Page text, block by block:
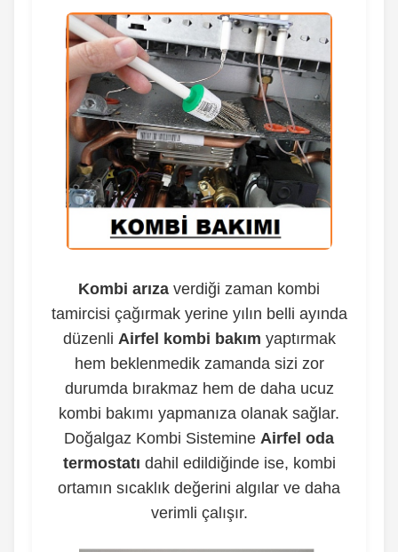
Kombi arıza verdiği zaman kombi
tamircisi çağırmak yerine yılın belli ayında
düzenli Airfel kombi bakım yaptırmak
hem beklenmedik zamanda sizi zor
durumda bırakmaz hem de daha ucuz
kombi bakımı yapmanıza olanak sağlar.
Doğalgaz Kombi Sistemine Airfel oda
termostatı dahil edildiğinde ise, kombi
ortamın sıcaklık değerini algılar ve daha
verimli çalışır.